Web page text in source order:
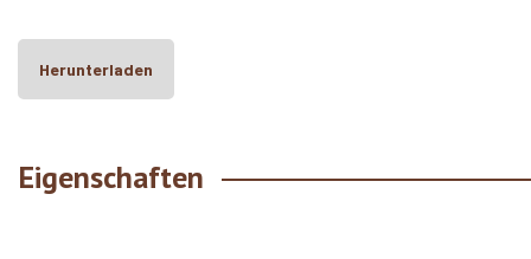
Herunterladen
Eigenschaften